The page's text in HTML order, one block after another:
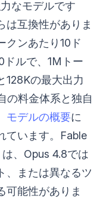
なモデルです
は互換性がありま
クンあたり10ド
ドルで、1Mトー
128Kの最大出力
の料金体系と独自
モデルの概要に
ています。Fable
、Opus 4.8では
、または異なるツ
可能性がありま